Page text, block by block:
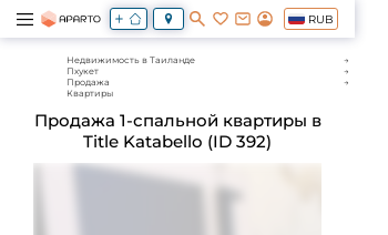
RUB
Недвижимость в Таиланде
Пхукет
Продажа
Квартиры
Продажа 1-спальной квартиры в
Title Katabello (ID 392)